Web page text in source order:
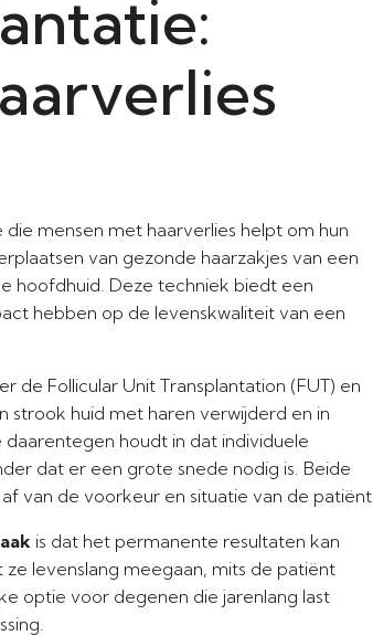
mensen met haarverlies helpt om hun
van gezonde haarzakjes van een
hoofdhuid. Deze techniek biedt een
hebben op de levenskwaliteit van een
de Follicular Unit Transplantation (FUT) en
strook huid met haren verwijderd en in
houdt in dat individuele
dat er een grote snede nodig is. Beide
van de voorkeur en situatie van de patiënt.
is dat het permanente resultaten kan
levenslang meegaan, mits de patiënt
optie voor degenen die jarenlang last